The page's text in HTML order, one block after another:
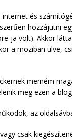
és
hozzájutni
ja volt). Akkor
a moziban ülve,
merném
meg ezen a
az
csak